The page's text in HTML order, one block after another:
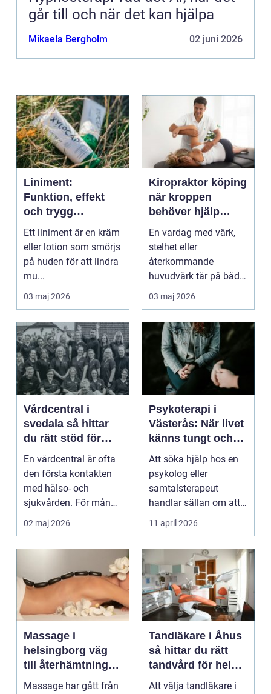
går till och när det kan hjälpa
Mikaela Bergholm 02 juni 2026
Liniment:
Funktion, effekt
och trygg
användning
Ett liniment är en kräm
eller lotion som smörjs
på huden för att lindra
mu...
03 maj 2026
Kiropraktor köping
när kroppen
behöver hjälp
tillbaka
En vardag med värk,
stelhet eller
återkommande
huvudvärk tär på både
ork och humör. Många
går länge ...
03 maj 2026
Vårdcentral i
svedala så hittar
du rätt stöd för
hela familjen
En vårdcentral är ofta
den första kontakten
med hälso- och
sjukvården. För många
i Svedala handlar v...
02 maj 2026
Psykoterapi i
Västerås: När livet
känns tungt och
du behöver prata
med någon
Att söka hjälp hos en
psykolog eller
samtalsterapeut
handlar sällan om att
vara svag....
11 april 2026
Massage i
helsingborg väg
till återhämtning
och hållbar hälsa
Massage har gått från
Tandläkare i Åhus
så hittar du rätt
tandvård för hela
familjen
Att välja tandläkare i